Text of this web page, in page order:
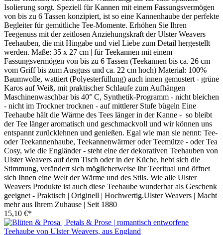
Isolierung sorgt. Speziell für Kannen mit einem Fassungsvermögen
von bis zu 6 Tassen konzipiert, ist so eine Kannenhaube der perfekte
Begleiter für gemütliche Tee-Momente. Erhöhen Sie Ihren
Teegenuss mit der zeitlosen Anziehungskraft der Ulster Weavers
Teehauben, die mit Hingabe und viel Liebe zum Detail hergestellt
werden. Maße: 35 x 27 cm | für Teekannen mit einem
Fassungsvermögen von bis zu 6 Tassen (Teekannen bis ca. 26 cm
vom Griff bis zum Ausguss und ca. 22 cm hoch) Material: 100%
Baumwolle, wattiert (Polyesterfüllung) auch innen gemustert - grüne
Karos auf Weiß, mit praktischer Schlaufe zum Aufhängen
Maschinenwaschbar bis 40° C, Synthetik-Programm - nicht bleichen
- nicht im Trockner trocknen - auf mittlerer Stufe bügeln Eine
Teehaube hält die Wärme des Tees länger in der Kanne - so bleibt
der Tee länger aromatisch und geschmackvoll und wir können uns
entspannt zurücklehnen und genießen. Egal wie man sie nennt: Tee-
oder Teekannenhaube, Teekannenwärmer oder Teemütze - oder Tea
Cosy, wie die Engländer - steht eine der dekorativen Teehauben von
Ulster Weavers auf dem Tisch oder in der Küche, hebt sich die
Stimmung, verändert sich möglicherweise Ihr Teeritual und öffnet
sich Ihnen eine Welt der Wärme und des Stils. Wie alle Ulster
Weavers Produkte ist auch diese Teehaube wunderbar als Geschenk
geeignet - Praktisch | Originell | Hochwertig.Ulster Weavers | Macht
mehr aus Ihrem Zuhause | Seit 1880
15,10 €*